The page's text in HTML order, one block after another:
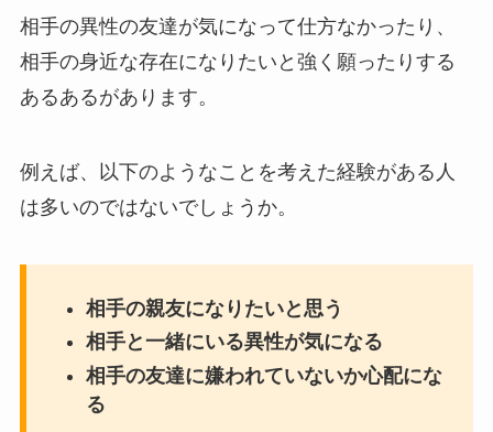
相手の異性の友達が気になって仕方なかったり、
相手の身近な存在になりたいと強く願ったりする
あるあるがあります。
例えば、以下のようなことを考えた経験がある人
は多いのではないでしょうか。
相手の親友になりたいと思う
相手と一緒にいる異性が気になる
相手の友達に嫌われていないか心配にな
る